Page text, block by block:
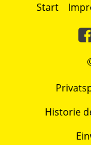
Start
Historie